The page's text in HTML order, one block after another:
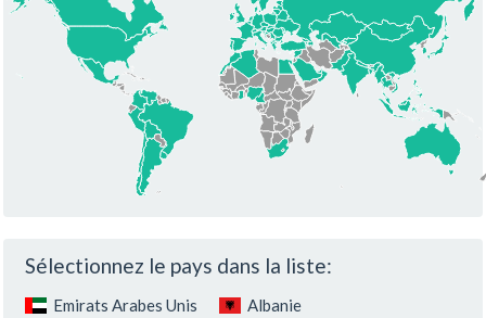
Sélectionnez le pays dans la liste:
Emirats Arabes Unis Albanie